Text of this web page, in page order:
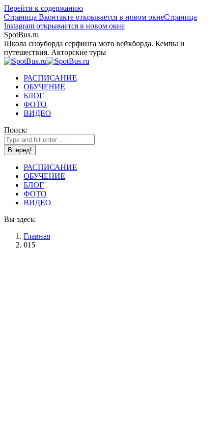
Перейти к содержанию
Страница Вконтакте открывается в новом окнеСтраница
Instagram открывается в новом окне
SpotBus.ru
Школа сноуборда серфинга мото вейкборда. Кемпы и
путешествия. Авторские туры
РАСПИСАНИЕ
ОБУЧЕНИЕ
БЛОГ
ФОТО
ВИДЕО
Поиск:
РАСПИСАНИЕ
ОБУЧЕНИЕ
БЛОГ
ФОТО
ВИДЕО
Вы здесь:
Главная
015